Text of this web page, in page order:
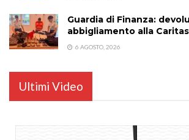
Guardia di Finanza:
abbigliamento alla Caritas
6 AGOSTO, 2026
Ultimi Video